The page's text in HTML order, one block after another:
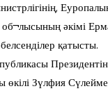
әкімі
қатысты.
өкілі Зүлфия